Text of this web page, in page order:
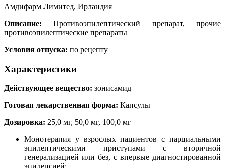
Амдифарм Лимитед, Ирландия
Описание:Противоэпилептический препарат, прочие
противоэпилептические препараты
Условия отпуска: по рецепту
Характеристики
Действующее вещество: зонисамид
Готовая лекарственная форма: Капсулы
Дозировка: 25,0 мг, 50,0 мг, 100,0 мг
Монотерапия у взрослых пациентов с парциальными
эпилептическими приступами с вторичной
генерализацией или без, с впервые диагностированной